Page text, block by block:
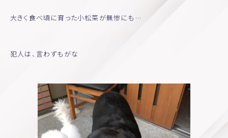
大きく食べ頃に育った小松菜が無惨にも…
犯人は、言わずもがな